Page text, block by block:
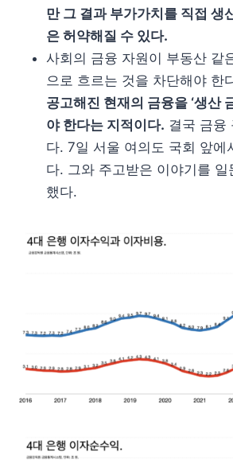
만 그 결과 부가가치를 직접 생
은 허약해질 수 있다.
사회의 금융 자원이 부동산 같
으로 흐르는 것을 차단해야 한
공고해진 현재의 금융을 ‘생산
야 한다는 지적이다. 결국 금융
다. 7일 서울 여의도 국회 앞에
다. 그와 주고받은 이야기를 일
했다.